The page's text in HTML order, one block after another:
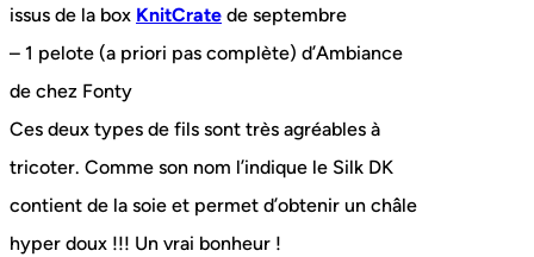
issus de la box KnitCrate de septembre
– 1 pelote (a priori pas complète) d’Ambiance
de chez Fonty
Ces deux types de fils sont très agréables à
tricoter. Comme son nom l’indique le Silk DK
contient de la soie et permet d’obtenir un châle
hyper doux !!! Un vrai bonheur !